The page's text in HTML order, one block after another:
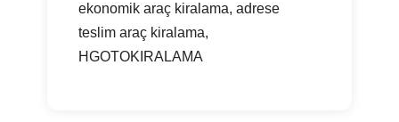
ekonomik araç kiralama, adrese
teslim araç kiralama,
HGOTOKIRALAMA